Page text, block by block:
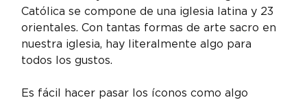
Católica se compone de una iglesia latina y 23
orientales. Con tantas formas de arte sacro en
nuestra iglesia, hay literalmente algo para
todos los gustos.
Es fácil hacer pasar los íconos como algo